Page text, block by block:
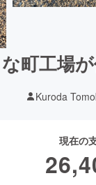
工場が
Kuroda
現在の